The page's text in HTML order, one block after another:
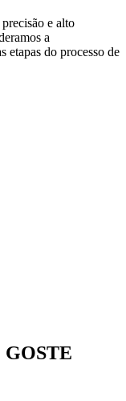
e alto
a
etapas do processo de